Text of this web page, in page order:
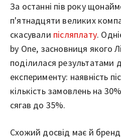
За останні пів року
п'ятнадцяти великих
скасували післяплату.
by One, засновниця якого
поділилася результатами
експерименту: наявність
кількість замовлень на
сягав до 35%.
Схожий досвід має й